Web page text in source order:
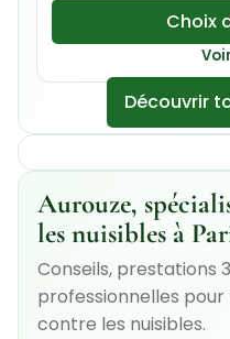
Choix
Découvrir
Aurouze,
les nuisibles à
Conseils, prestations
professionnelles
contre les nuisibles.